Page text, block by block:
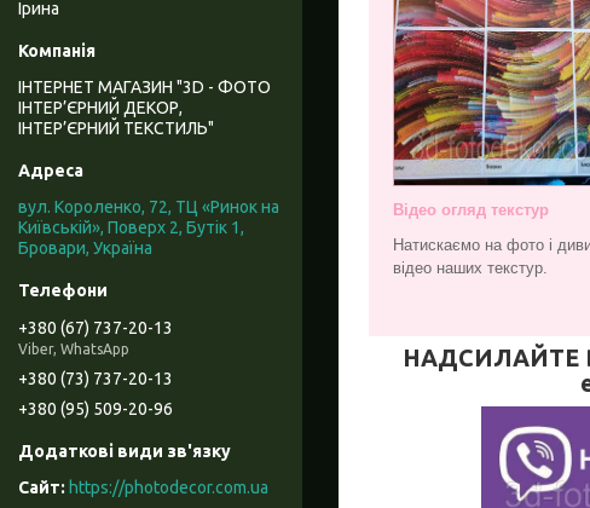
Відео огляд текстур
Натискаємо на фото і
відео наших текстур.
НАДСИЛАЙТЕ
Ірина
ІНТЕРНЕТ МАГАЗИН "3D - ФОТО
ІНТЕР’ЄРНИЙ ДЕКОР,
ІНТЕР’ЄРНИЙ ТЕКСТИЛЬ"
вул. Короленко, 72, ТЦ «Ринок на
Київській», Поверх 2, Бутік 1,
Бровари, Україна
+380 (67) 737-20-13
Viber, WhatsApp
+380 (73) 737-20-13
+380 (95) 509-20-96
https://photodecor.com.ua